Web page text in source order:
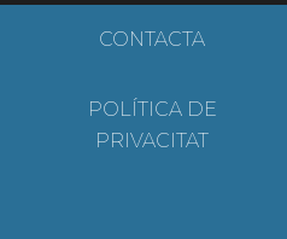
CONTACTA
POLÍTICA DE
PRIVACITAT